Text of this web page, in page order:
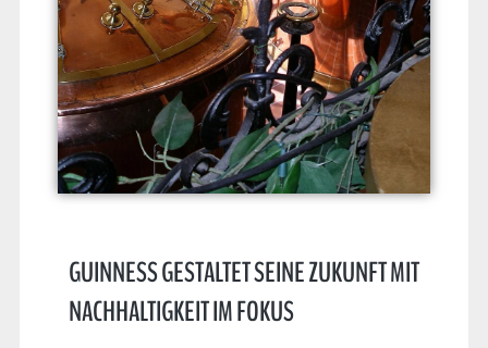
GUINNESS GESTALTET SEINE ZUKUNFT MIT
NACHHALTIGKEIT IM FOKUS